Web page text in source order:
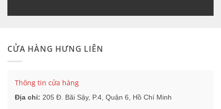
CỬA HÀNG HƯNG LIÊN
Thông tin cửa hàng
Địa chỉ: 205 Đ. Bãi Sậy, P.4, Quận 6, Hồ Chí Minh